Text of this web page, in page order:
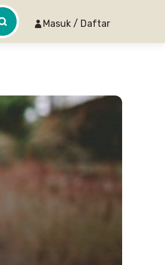
Masuk / Daftar